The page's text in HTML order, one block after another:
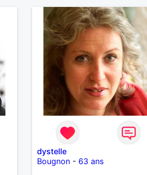
dystelle
Bougnon- 63 ans